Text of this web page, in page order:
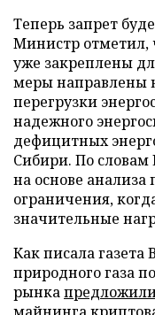
Теперь запрет
Министр отметил,
уже закреплены
меры направлены
перегрузки
надежного
дефицитных
Сибири. По
на основе
ограничения,
значительные
Как писала газета
природного газа
рынка